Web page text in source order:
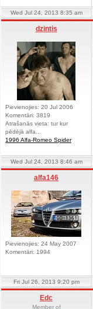
Wed Jul 24, 2013 8:35 am
dzintis
Pievienojies: 20 Jul 2006
Komentāri: 3819
Atrašanās vieta: tur kur
pēdējā alfa...
1996 Alfa-Romeo Spider
Wed Jul 24, 2013 8:46 am
alfa146
Pievienojies: 24 May 2007
Komentāri: 1994
Fri Jul 26, 2013 9:20 pm
Edc
Member of